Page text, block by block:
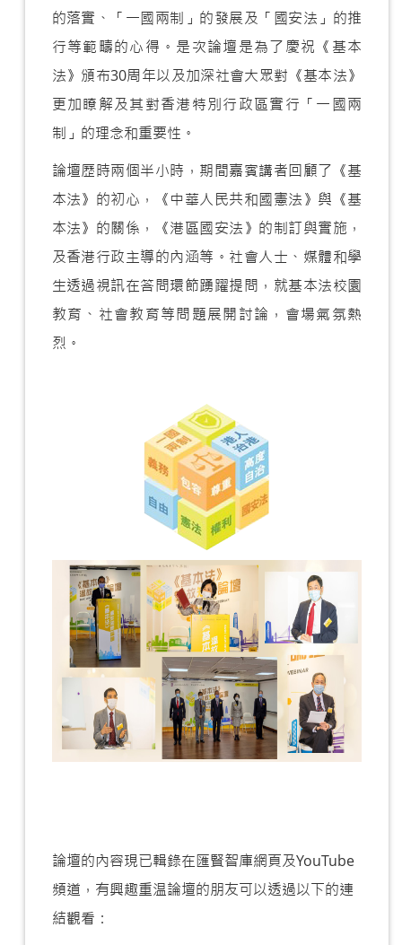
的落實、「一國兩制」的發展及「國安法」的推
行等範疇的心得。是次論壇是為了慶祝《基本
法》頒布30周年以及加深社會大眾對《基本法》
更加瞭解及其對香港特別行政區實行「一國兩
制」的理念和重要性。
論壇歷時兩個半小時，期間嘉賓講者回顧了《基
本法》的初心，《中華人民共和國憲法》與《基
本法》的關係，《港區國安法》的制訂與實施，
及香港行政主導的內涵等。社會人士、媒體和學
生透過視訊在答問環節踴躍提問，就基本法校園
教育、社會教育等問題展開討論，會場氣氛熱
烈。
論壇的內容現已輯錄在匯賢智庫網頁及YouTube
頻道，有興趣重温論壇的朋友可以透過以下的連
結觀看：